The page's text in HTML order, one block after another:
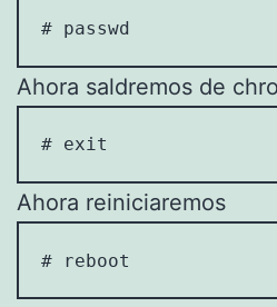
# passwd
Ahora saldremos de
# exit
Ahora reiniciaremos
# reboot